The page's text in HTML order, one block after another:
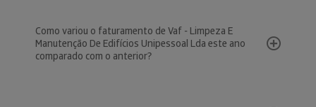
Como variou o faturamento de Vaf - Limpeza E
Manutenção De Edifícios Unipessoal Lda este ano
comparado com o anterior?